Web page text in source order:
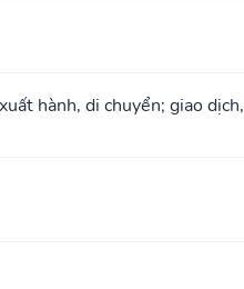
hành, di chuyển; giao